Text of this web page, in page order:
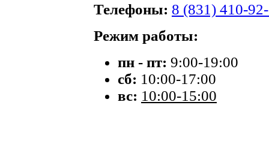
Телефоны: 8 (831) 410-
Режим работы:
пн - пт: 9:00-19:00
сб: 10:00-17:00
вс: 10:00-15:00